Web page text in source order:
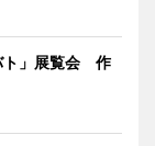
ト」展覧会 作